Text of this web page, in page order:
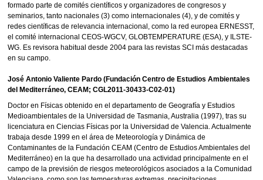
formado parte de comités científicos y organizadores de congresos y
seminarios, tanto nacionales (3) como internacionales (4), y de comités y
redes científicas de relevancia internacional, como la red europea ERNESST,
el comité internacional CEOS-WGCV, GLOBTEMPERATURE (ESA), y ILSTE-
WG. Es revisora habitual desde 2004 para las revistas SCI más destacadas
en su campo.
José Antonio Valiente Pardo (Fundación Centro de Estudios Ambientales
del Mediterráneo, CEAM; CGL2011-30433-C02-01)
Doctor en Físicas obtenido en el departamento de Geografía y Estudios
Medioambientales de la Universidad de Tasmania, Australia (1997), tras su
licenciatura en Ciencias Físicas por la Universidad de Valencia. Actualmente
trabaja desde 1999 en el área de Meteorología y Dinámica de
Contaminantes de la Fundación CEAM (Centro de Estudios Ambientales del
Mediterráneo) en la que ha desarrollado una actividad principalmente en el
campo de la previsión de riesgos meteorológicos asociados a la Comunidad